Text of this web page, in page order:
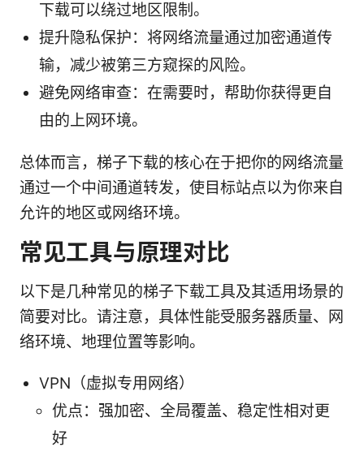
下载可以绕过地区限制。
提升隐私保护：将网络流量通过加密通道传
输，减少被第三方窥探的风险。
避免网络审查：在需要时，帮助你获得更自
由的上网环境。
总体而言，梯子下载的核心在于把你的网络流量
通过一个中间通道转发，使目标站点以为你来自
允许的地区或网络环境。
常见工具与原理对比
以下是几种常见的梯子下载工具及其适用场景的
简要对比。请注意，具体性能受服务器质量、网
络环境、地理位置等影响。
VPN（虚拟专用网络）
优点：强加密、全局覆盖、稳定性相对更
好